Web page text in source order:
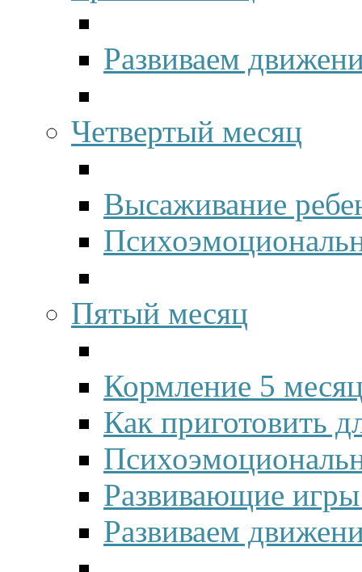
Развиваем
Четвертый месяц
Высаживание
Пятый месяц
Кормление 5
Как приготовить
Развивающие
Развиваем